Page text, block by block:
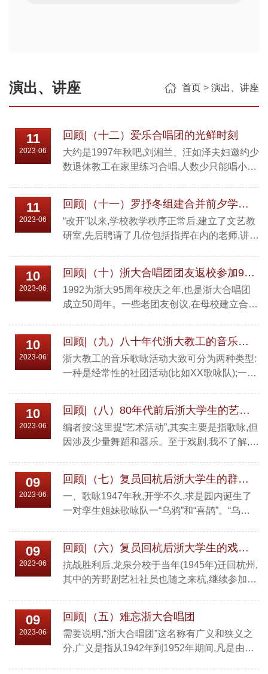
演出、讲座 首页 > 演出、讲座
11
2023-06
回顾|（十二）爱乐合唱团的光鲜时刻
大约是1997年秋吧,刘湘兰、汪如泽夫妇邀约少
数退休教工在家里练习合唱,人数少只能唱小型
工为主,退休教工仅少数,实质上成浙大教工合唱
团了。在“爱乐”发展过程中也有过曲折,但总体
还算顺利。大约10年多前吧,我因年事已高,晚
了。在我参加“爱乐”的日子里,参加过多次大小
型...
11
2023-06
回顾|（十一）罗抒冬组建合并前夕学生合唱团简记
“改开”以来,学校教学秩序正常后,建立了文艺教
研室,先后聘请了几位包括指挥在内的老师,讲授
艺术团,合唱团编制未散,乃以“合唱课”为基地,充
实调整,持久训练,素质日高。在这前后,已有所
表现,如在83年省第三届文艺会演获一等奖,88
的客人请你留下来》获一等奖。尤其是88年
首...
10
2023-06
回顾|（十）浙大合唱团团友返校参加95周年校庆活动记实
1992为浙大95周年校庆之年,也是浙大合唱团
成立50周年。一些老团友创议,在母校建立合唱
文,请书法家书写;学校方也将任务落实到建筑设
计院设计施工图,落实施工厂家。由于正是寒假,
进度稍慢。过了寒假,仅剩月余,学校派专人负
工,终于赶在4月1日前完成。该碑立于教七东南
角的草...
10
2023-06
回顾|（九）八十年代浙大教工的音乐歌咏活动
浙大教工的音乐歌咏活动大致可分为两种类型:
一种是经常性的社团活动(比如XX歌咏队);一种
年在这方面还算正常,但不辉煌。现分述之:一、
社团活动:1、教工合唱团:广义而言,退休教工也
是教工,但他们的社团往往冠以“老年”二字,如老
点在职教工的含义。我对老年合唱团另有专...
10
2023-06
回顾|（八）80年代前后浙大学生的艺术活动
编者按:这里提“艺术活动”,其实主要是指歌咏,但
因涉及少量舞蹈和器乐。至于戏剧,我不了解,也
可否加以回顾。“改开”之后,学校发展正常后,建
立了文艺教研室,加强艺术教育。在 80 年代前
后,学生的歌咏活动总的还是不错的,校内外都举
绩的几次简述如下:一、1983年浙江省第三届...
09
2023-06
回顾|（七）复员回杭后浙大学生的群众性歌舞美活动
一、歌咏1947年秋,开学不久,求是园内诞生了
一对孪生姐妹歌咏队一“乌鸦”和“喜鹊”。“乌
家池,成员主要为47级一年级学生,但也有农学
院同学。两队政治目的明确,就是以唱进步歌曲
为手段,团结和鼓舞同学投入爱国民主运动的洪
亡的敲丧钟,一个为即将新生的唱赞歌。“鸟
鸦”成...
09
2023-06
回顾|（六）复员回杭后浙大学生的戏剧活动
抗战胜利后,龙泉分校于当年(1945年)迁回杭州,
其中的芳野剧艺社社员也随之来杭,继续参加一
有活动,也有一些发展。三团体间有时互相合作,
但也有些是单独活动。芳野剧社经过一段时间
后,因成员毕业离去,自然消亡。戏剧社也不限于
09
2023-06
回顾|（五）难忘浙大合唱团
需要说明,“浙大合唱团”这名称有广义和狭义之
分,广义是指从1942年到1952年期间,凡是由沈